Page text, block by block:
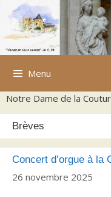
Aller
contenu
Menu
Notre Dame de la
Brèves
Concert d’orgue à la
26 novembre 2025